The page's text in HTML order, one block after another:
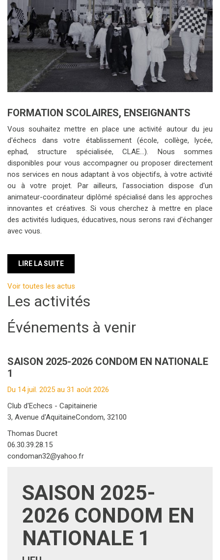
FORMATION SCOLAIRES, ENSEIGNANTS
Vous souhaitez mettre en place une activité autour du jeu
d'échecs dans votre établissement (école, collège, lycée,
disponibles pour vous accompagner ou proposer directement
ou à votre projet. Par ailleurs, l'association dispose d'un
animateur-coordinateur diplômé spécialisé dans les approches
innovantes et créatives. Si vous cherchez à mettre en place
des activités ludiques, éducatives, nous serons ravi d'échanger
avec vous.
LIRE LA SUITE
Voir toutes les actus
Événements à venir
SAISON 2025-2026 CONDOM EN NATIONALE
1
3, Avenue d'AquitaineCondom, 32100
06.30.39.28.15
condoman32@yahoo.fr
SAISON 2025-
2026 CONDOM EN
NATIONALE 1
LIEU
Club d'Echecs - Capitainerie
3, Avenue d'Aquitaine
32100,Condom